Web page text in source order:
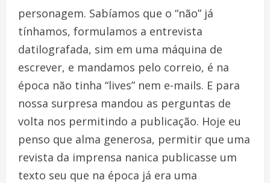
personagem. Sabíamos que o “não” já
tínhamos, formulamos a entrevista
datilografada, sim em uma máquina de
escrever, e mandamos pelo correio, é na
época não tinha “lives” nem e-mails. E para
nossa surpresa mandou as perguntas de
volta nos permitindo a publicação. Hoje eu
penso que alma generosa, permitir que uma
revista da imprensa nanica publicasse um
texto seu que na época já era uma